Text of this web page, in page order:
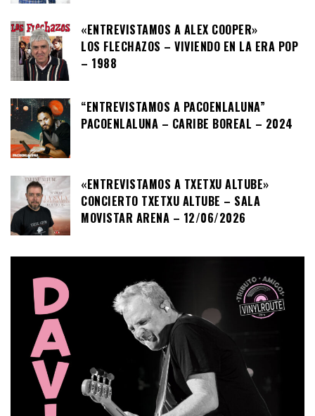
«ENTREVISTAMOS A ALEX COOPER»
LOS FLECHAZOS – VIVIENDO EN LA ERA POP
– 1988
“ENTREVISTAMOS A PACOENLALUNA”
PACOENLALUNA – CARIBE BOREAL – 2024
«ENTREVISTAMOS A TXETXU ALTUBE»
CONCIERTO TXETXU ALTUBE – SALA
MOVISTAR ARENA – 12/06/2026